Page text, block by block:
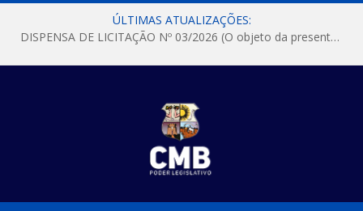
ÚLTIMAS ATUALIZAÇÕES:
DISPENSA DE LICITAÇÃO Nº 03/2026 (O objeto da presente dispensa é a escolha da proposta mais vantajosa para a aquisição, de aparelhos de ar condicionado, tipo Split, com material de instalação e fogão industrial, conforme condições, quantidades e exigências estabelecidas no termo de referencia e neste aviso de contratação direta e seus anexos)